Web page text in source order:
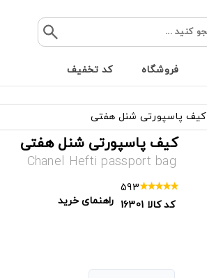
فروشگاه کد تخفیف
کیف پاسپورتی شنل هفتی
کیف پاسپورتی شنل هفتی
Chanel Hefti passport bag
593
کد کالا 16301 راهنمای خرید